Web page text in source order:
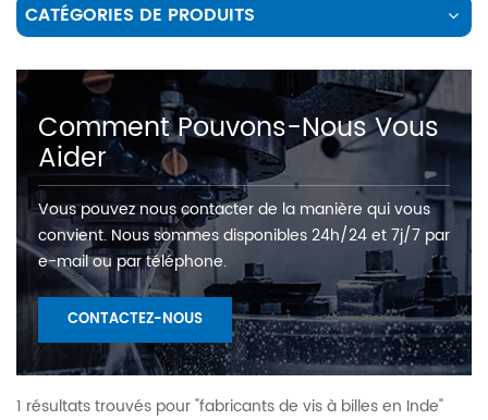
CATÉGORIES DE PRODUITS
Comment Pouvons-Nous Vous
Aider
Vous pouvez nous contacter de la manière qui vous
convient. Nous sommes disponibles 24h/24 et 7j/7 par
e-mail ou par téléphone.
CONTACTEZ-NOUS
1 résultats trouvés pour "fabricants de vis à billes en Inde"